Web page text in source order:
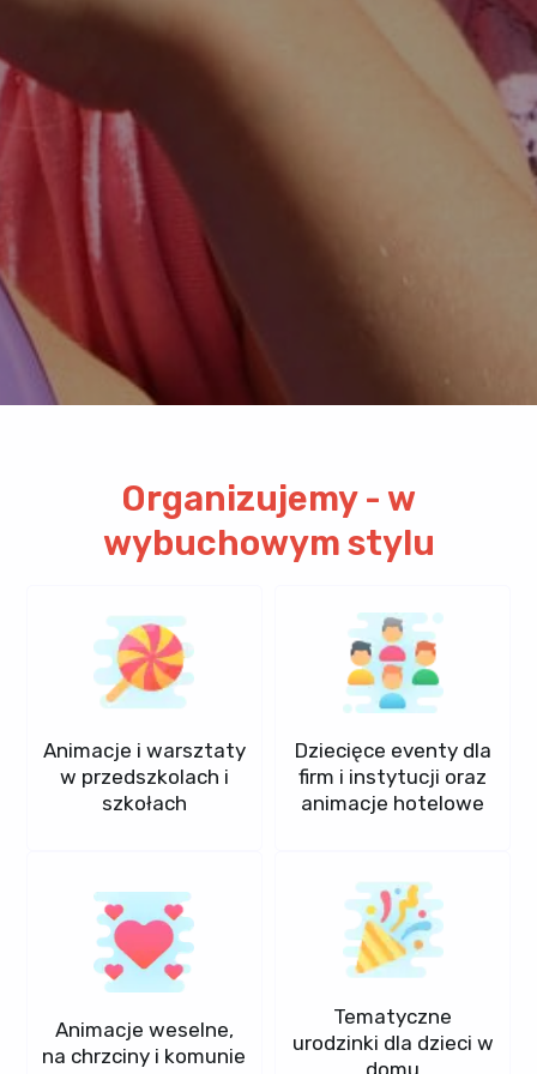
Organizujemy - w
wybuchowym stylu
Animacje i warsztaty
w przedszkolach i
szkołach
Dziecięce eventy dla
firm i instytucji oraz
animacje hotelowe
Animacje weselne,
na chrzciny i komunie
Tematyczne
urodzinki dla dzieci w
domu